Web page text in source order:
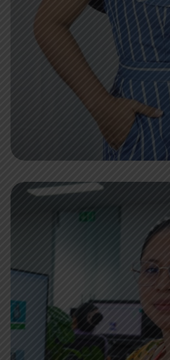
Dra. ZONIA FUENTES
VIC. Escuela De Formación Empresarial